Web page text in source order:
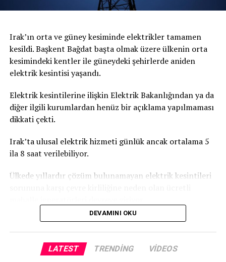
Irak’ın orta ve güney kesiminde elektrikler tamamen
kesildi. Başkent Bağdat başta olmak üzere ülkenin orta
kesimindeki kentler ile güneydeki şehirlerde aniden
elektrik kesintisi yaşandı.
Elektrik kesintilerine ilişkin Elektrik Bakanlığından ya da
diğer ilgili kurumlardan henüz bir açıklama yapılmaması
dikkati çekti.
Irak’ta ulusal elektrik hizmeti günlük ancak ortalama 5
ila 8 saat verilebiliyor.
Ülkede yıllardır çözüm bulunamayan elektrik kesintileri
DEVAMINI OKU
LATEST TRENDING VIDEOS